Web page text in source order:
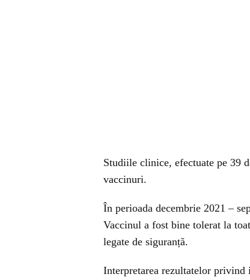
Studiile clinice, efectuate pe 39
vaccinuri.
În perioada decembrie 2021 –
Vaccinul a fost bine tolerat la
legate de siguranță.
Interpretarea rezultatelor